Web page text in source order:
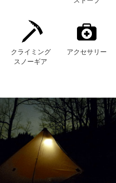
クライミング
スノーギア
アクセサリー